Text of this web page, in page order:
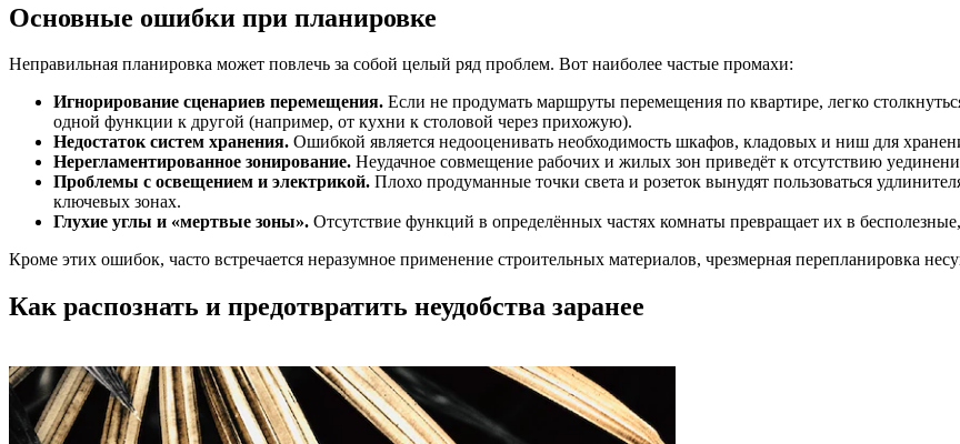
Основные ошибки при планировке
Неправильная планировка может повлечь за собой целый ряд проблем. Вот наиболее частые промахи:
Игнорирование сценариев перемещения. Если не продумать маршруты перемещения по квартире, легко
одной функции к другой (например, от кухни к столовой через прихожую).
Недостаток систем хранения. Ошибкой является недооценивать необходимость шкафов, кладовых и ниш для
Нерегламентированное зонирование. Неудачное совмещение рабочих и жилых зон приведёт к отсутствию
Проблемы с освещением и электрикой. Плохо продуманные точки света и розеток вынудят пользоваться
ключевых зонах.
Глухие углы и «мертвые зоны». Отсутствие функций в определённых частях комнаты превращает их в
Кроме этих ошибок, часто встречается неразумное применение строительных материалов, чрезмерная перепланировка
Как распознать и предотвратить неудобства заранее